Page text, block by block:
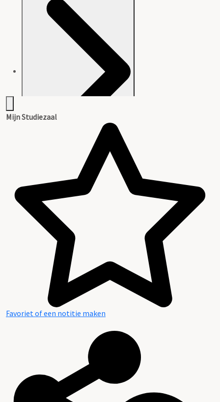
Aanwijzingen voor de gebruiker
Inleiding
Inventaris
Mijn Studiezaal
Favoriet of een notitie maken